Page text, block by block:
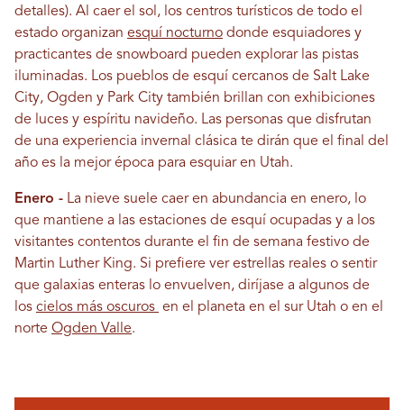
detalles). Al caer el sol, los centros turísticos de todo el
estado organizan esquí nocturno donde esquiadores y
practicantes de snowboard pueden explorar las pistas
iluminadas. Los pueblos de esquí cercanos de Salt Lake
City, Ogden y Park City también brillan con exhibiciones
de luces y espíritu navideño. Las personas que disfrutan
de una experiencia invernal clásica te dirán que el final del
año es la mejor época para esquiar en Utah.
Enero - La nieve suele caer en abundancia en enero, lo
que mantiene a las estaciones de esquí ocupadas y a los
visitantes contentos durante el fin de semana festivo de
Martin Luther King. Si prefiere ver estrellas reales o sentir
que galaxias enteras lo envuelven, diríjase a algunos de
los cielos más oscuros en el planeta en el sur Utah o en el
norte Ogden Valle.